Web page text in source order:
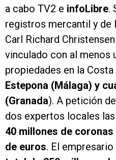
a cabo TV2 e infoLibre.
registros mercantil y de
Carl Richard
vinculado con al menos
propiedades en la Costa
Estepona (Málaga) y
(Granada). A petición
dos expertos locales
40 millones de
de euros. El